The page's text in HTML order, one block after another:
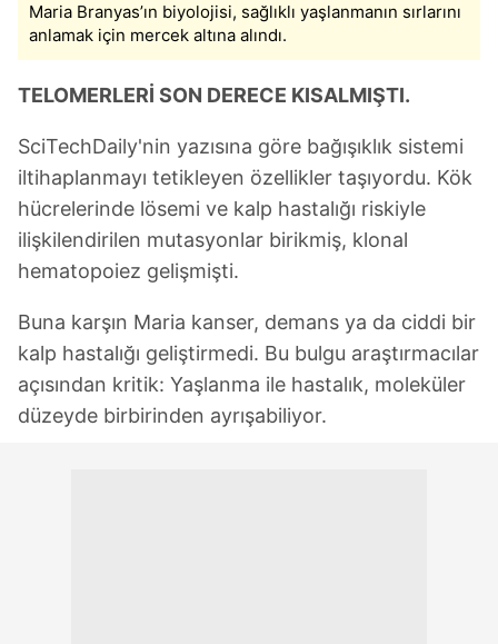
Maria Branyas’ın biyolojisi, sağlıklı yaşlanmanın sırlarını
anlamak için mercek altına alındı.
TELOMERLERİ SON DERECE KISALMIŞTI.
SciTechDaily'nin yazısına göre bağışıklık sistemi
iltihaplanmayı tetikleyen özellikler taşıyordu. Kök
hücrelerinde lösemi ve kalp hastalığı riskiyle
ilişkilendirilen mutasyonlar birikmiş, klonal
hematopoiez gelişmişti.
Buna karşın Maria kanser, demans ya da ciddi bir
kalp hastalığı geliştirmedi. Bu bulgu araştırmacılar
açısından kritik: Yaşlanma ile hastalık, moleküler
düzeyde birbirinden ayrışabiliyor.